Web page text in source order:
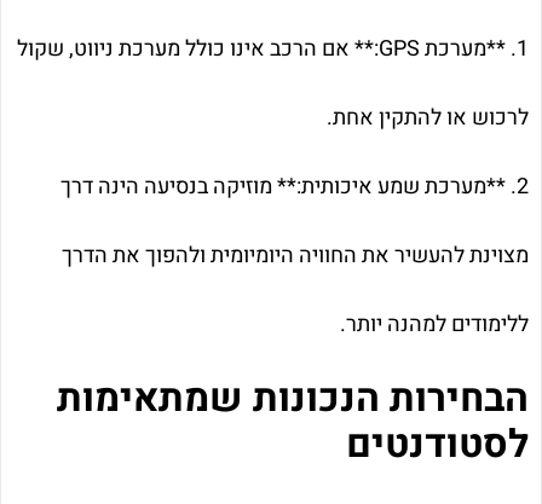
1. **מערכת GPS:** אם הרכב אינו כולל מערכת ניווט, שקול
לרכוש או להתקין אחת.
2. **מערכת שמע איכותית:** מוזיקה בנסיעה הינה דרך
מצוינת להעשיר את החוויה היומיומית ולהפוך את הדרך
ללימודים למהנה יותר.
הבחירות הנכונות שמתאימות
לסטודנטים